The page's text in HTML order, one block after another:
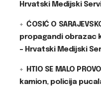
Hrvatski Medijski
ĆOSIĆ O
propagandi obrazac
– Hrvatski Medijski
HTIO SE MALO
kamion, policija